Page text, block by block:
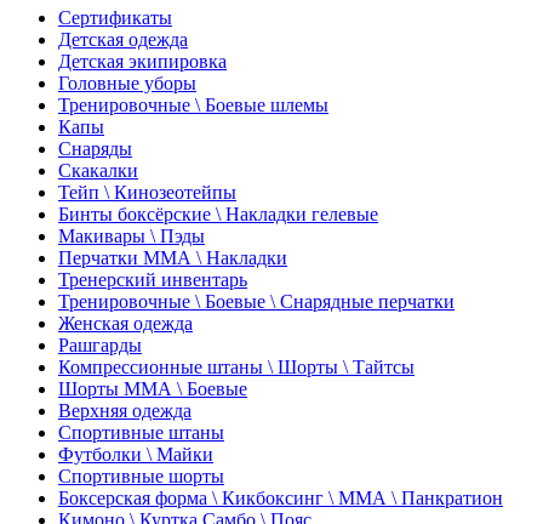
Сертификаты
Детская одежда
Детская экипировка
Головные уборы
Тренировочные \ Боевые шлемы
Капы
Снаряды
Скакалки
Тейп \ Кинозеотейпы
Бинты боксёрские \ Накладки гелевые
Макивары \ Пэды
Перчатки ММА \ Накладки
Тренерский инвентарь
Тренировочные \ Боевые \ Снарядные перчатки
Женская одежда
Рашгарды
Компрессионные штаны \ Шорты \ Тайтсы
Шорты ММА \ Боевые
Верхняя одежда
Спортивные штаны
Футболки \ Майки
Спортивные шорты
Боксерская форма \ Кикбоксинг \ ММА \ Панкратион